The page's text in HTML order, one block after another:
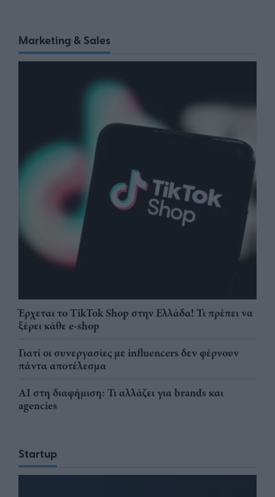
Marketing & Sales
Έρχεται το TikTok Shop στην Ελλάδα! Τι πρέπει να
ξέρει κάθε e-shop
Γιατί οι συνεργασίες με influencers δεν φέρνουν
πάντα αποτέλεσμα
AI στη διαφήμιση: Τι αλλάζει για brands και
agencies
Startup